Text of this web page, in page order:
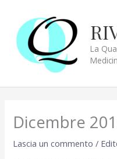
contenuto
La
Dicembre
Lascia un commento /